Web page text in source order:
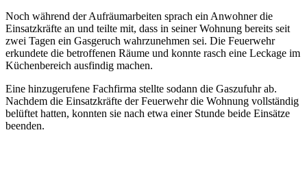
Noch während der Aufräumarbeiten sprach ein Anwohner die
Einsatzkräfte an und teilte mit, dass in seiner Wohnung bereits seit
zwei Tagen ein Gasgeruch wahrzunehmen sei. Die Feuerwehr
erkundete die betroffenen Räume und konnte rasch eine Leckage im
Küchenbereich ausfindig machen.
Eine hinzugerufene Fachfirma stellte sodann die Gaszufuhr ab.
Nachdem die Einsatzkräfte der Feuerwehr die Wohnung vollständig
belüftet hatten, konnten sie nach etwa einer Stunde beide Einsätze
beenden.